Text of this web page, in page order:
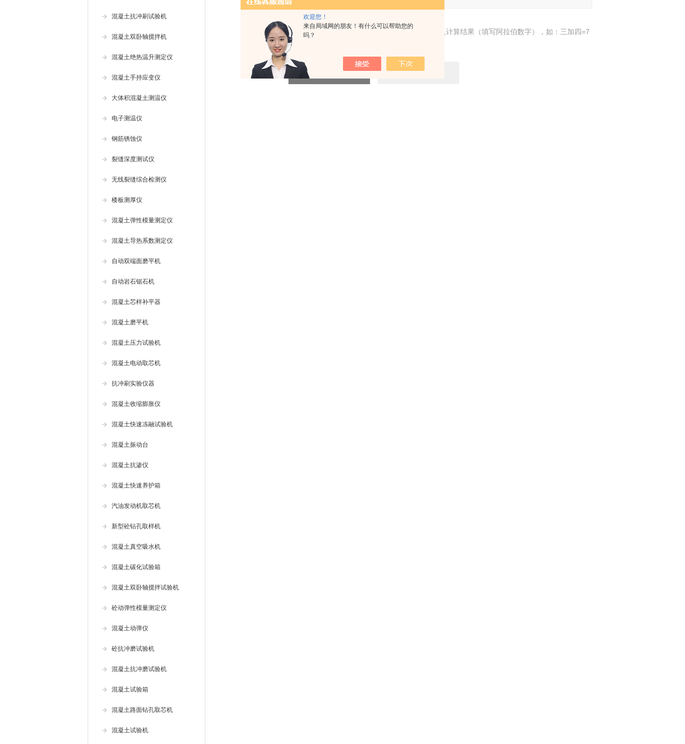
欢迎您！
来自局域网的朋友！有什么可以帮助您的
吗？
混凝土抗冲刷试验机
混凝土双卧轴搅拌机
混凝土绝热温升测定仪
混凝土手持应变仪
大体积混凝土测温仪
电子测温仪
钢筋锈蚀仪
裂缝深度测试仪
无线裂缝综合检测仪
楼板测厚仪
混凝土弹性模量测定仪
混凝土导热系数测定仪
自动双端面磨平机
自动岩石锯石机
混凝土芯样补平器
混凝土磨平机
混凝土压力试验机
混凝土电动取芯机
抗冲刷实验仪器
混凝土收缩膨胀仪
混凝土快速冻融试验机
混凝土振动台
混凝土抗渗仪
混凝土快速养护箱
汽油发动机取芯机
新型砼钻孔取样机
混凝土真空吸水机
混凝土碳化试验箱
混凝土双卧轴搅拌试验机
砼动弹性模量测定仪
混凝土动弹仪
砼抗冲磨试验机
混凝土抗冲磨试验机
混凝土试验箱
混凝土路面钻孔取芯机
混凝土试验机
验证码： 请输入计算结果（填写阿拉伯数字），如：三加四=7